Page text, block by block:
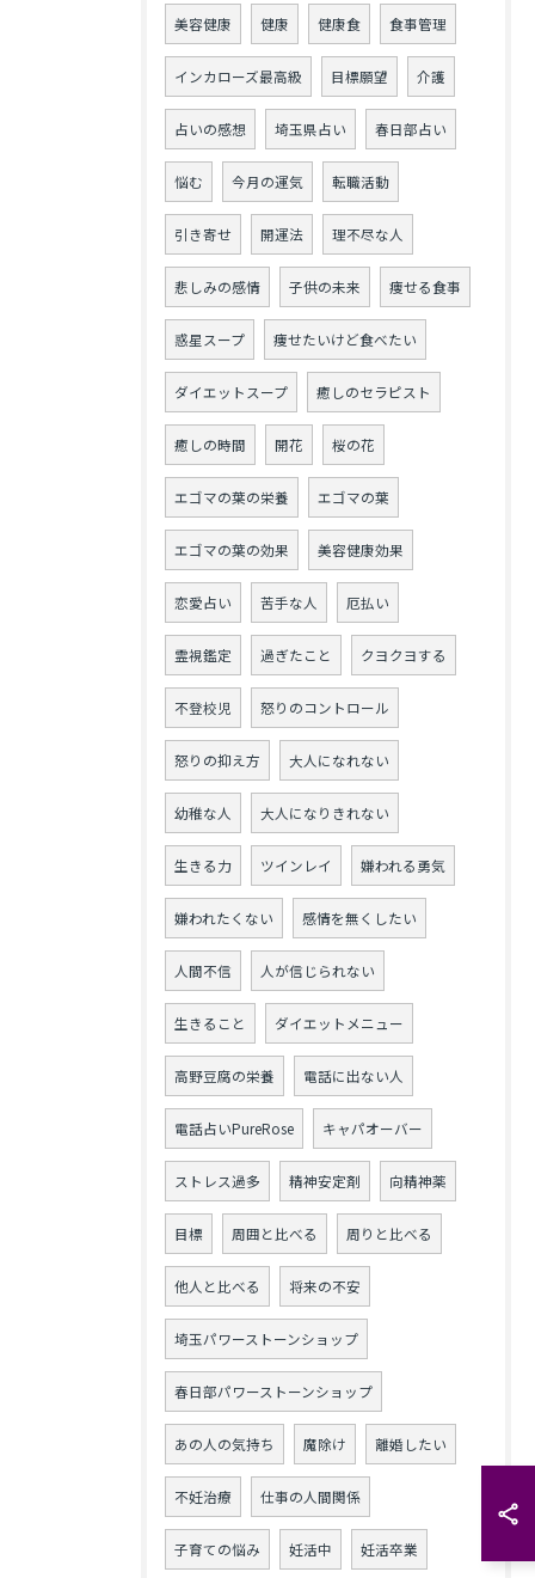
美容健康 健康 健康食 食事管理
インカローズ最高級 目標願望 介護
占いの感想 埼玉県占い 春日部占い
悩む 今月の運気 転職活動
引き寄せ 開運法 理不尽な人
悲しみの感情 子供の未来 痩せる食事
惑星スープ 痩せたいけど食べたい
ダイエットスープ 癒しのセラピスト
癒しの時間 開花 桜の花
エゴマの葉の栄養 エゴマの葉
エゴマの葉の効果 美容健康効果
恋愛占い 苦手な人 厄払い
霊視鑑定 過ぎたこと クヨクヨする
不登校児 怒りのコントロール
怒りの抑え方 大人になれない
幼稚な人 大人になりきれない
生きる力 ツインレイ 嫌われる勇気
嫌われたくない 感情を無くしたい
人間不信 人が信じられない
生きること ダイエットメニュー
高野豆腐の栄養 電話に出ない人
電話占いPureRose キャパオーバー
ストレス過多 精神安定剤 向精神薬
目標 周囲と比べる 周りと比べる
他人と比べる 将来の不安
埼玉パワーストーンショップ
春日部パワーストーンショップ
あの人の気持ち 魔除け 離婚したい
不妊治療 仕事の人間関係
子育ての悩み 妊活中 妊活卒業